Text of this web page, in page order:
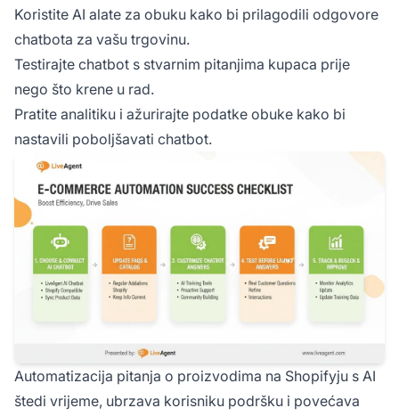
Koristite AI alate za obuku kako bi prilagodili odgovore
chatbota za vašu trgovinu.
Testirajte chatbot s stvarnim pitanjima kupaca prije
nego što krene u rad.
Pratite analitiku i ažurirajte podatke obuke kako bi
nastavili poboljšavati chatbot.
Automatizacija pitanja o proizvodima na Shopifyju s AI
štedi vrijeme, ubrzava korisniku podršku i povećava